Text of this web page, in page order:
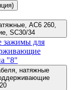
AC6 260,
SC30/34
зажимы для
"8"
натяжные